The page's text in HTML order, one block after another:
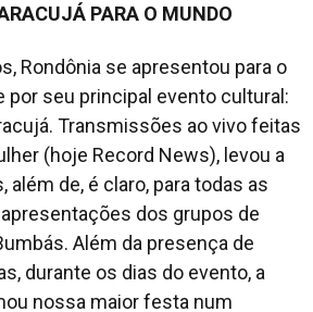
PARA O MUNDO
Rondônia se apresentou para o
por seu principal evento cultural:
Transmissões ao vivo feitas
(hoje Record News), levou a
além de, é claro, para todas as
dos grupos de
Além da presença de
durante os dias do evento, a
nossa maior festa num